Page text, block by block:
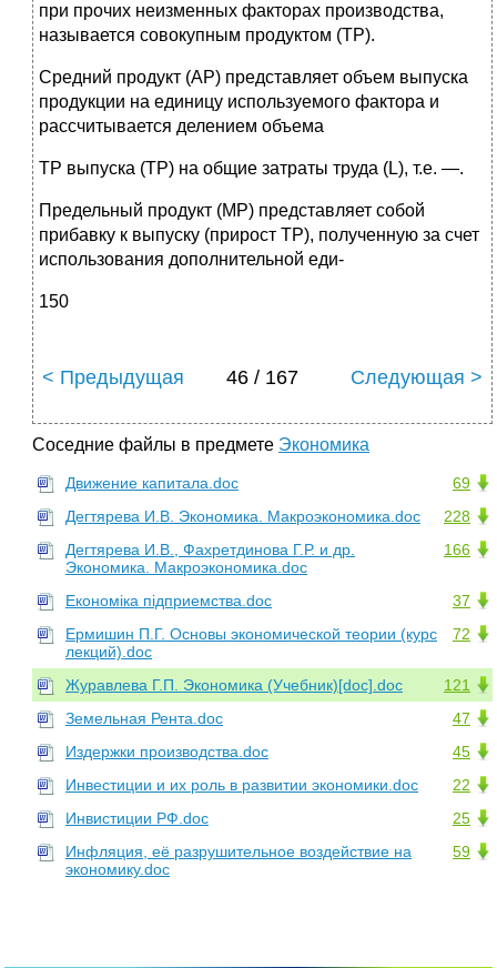
при прочих неизменных факторах производства,
называется совокупным продуктом (ТР).
Средний продукт (АР) представляет объем выпуска
продукции на единицу используемого фактора и
рассчитывается делением объема
ТР выпуска (ТР) на общие затраты труда (L), т.е. —.
Предельный продукт (МР) представляет собой
прибавку к выпуску (прирост ТР), полученную за счет
использования дополнительной еди-
150
< Предыдущая 46 / 167 Следующая >
Соседние файлы в предмете Экономика
69
Движение капитала.doc
228
Дегтярева И.В. Экономика. Макроэкономика.doc
166
Дегтярева И.В., Фахретдинова Г.Р. и др.
Экономика. Макроэкономика.doc
37
Економіка підприемства.doc
72
Ермишин П.Г. Основы экономической теории (курс
лекций).doc
121
Журавлева Г.П. Экономика (Учебник)[doc].doc
47
Земельная Рента.doc
45
Издержки производства.doc
22
Инвестиции и их роль в развитии экономики.doc
25
Инвистиции РФ.doc
59
Инфляция, её разрушительное воздействие на
экономику.doc